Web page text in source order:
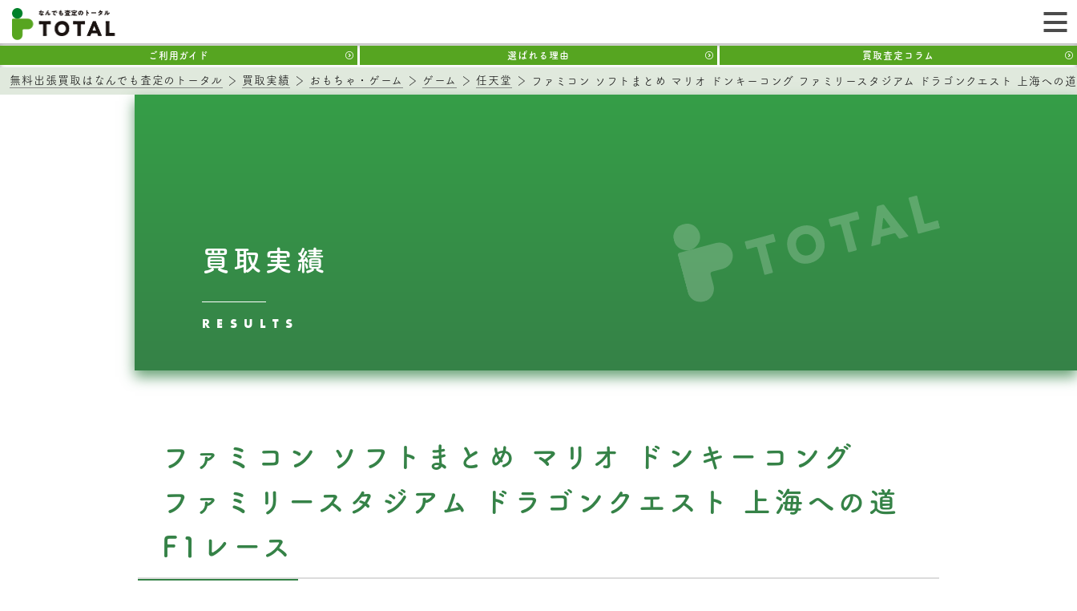
ご利用ガイド 選ばれる理由 買取査定コラム
無料出張買取はなんでも査定のトータル 買取実績 おもちゃ・ゲーム ゲーム 任天堂 ファミコン ソフトまとめ マリオ ドンキーコング ファミリースタジアム ドラゴンクエスト 上海への
買取実績
RESULTS
ファミコン ソフトまとめ マリオ ドンキーコング
ファミリースタジアム ドラゴンクエスト 上海への道
F1レース